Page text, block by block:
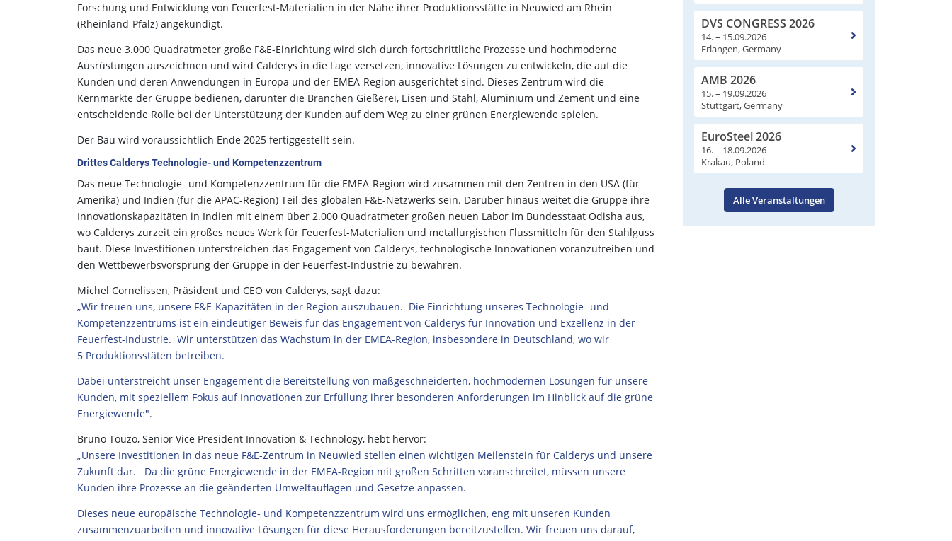
Forschung und Entwicklung von Feuerfest-Materialien in der Nähe ihrer Produktionsstätte in Neuwied am Rhein
(Rheinland-Pfalz) angekündigt.
Das neue 3.000 Quadratmeter große F&E-Einrichtung wird sich durch fortschrittliche Prozesse und hochmoderne
Ausrüstungen auszeichnen und wird Calderys in die Lage versetzen, innovative Lösungen zu entwickeln, die auf die
Kunden und deren Anwendungen in Europa und der EMEA-Region ausgerichtet sind. Dieses Zentrum wird die
Kernmärkte der Gruppe bedienen, darunter die Branchen Gießerei, Eisen und Stahl, Aluminium und Zement und eine
entscheidende Rolle bei der Unterstützung der Kunden auf dem Weg zu einer grünen Energiewende spielen.
Der Bau wird voraussichtlich Ende 2025 fertiggestellt sein.
Drittes Calderys Technologie- und Kompetenzzentrum
Das neue Technologie- und Kompetenzzentrum für die EMEA-Region wird zusammen mit den Zentren in den USA (für
Amerika) und Indien (für die APAC-Region) Teil des globalen F&E-Netzwerks sein. Darüber hinaus weitet die Gruppe ihre
Innovationskapazitäten in Indien mit einem über 2.000 Quadratmeter großen neuen Labor im Bundesstaat Odisha aus,
wo Calderys zurzeit ein großes neues Werk für Feuerfest-Materialien und metallurgischen Flussmitteln für den Stahlguss
baut. Diese Investitionen unterstreichen das Engagement von Calderys, technologische Innovationen voranzutreiben und
den Wettbewerbsvorsprung der Gruppe in der Feuerfest-Industrie zu bewahren.
Michel Cornelissen, Präsident und CEO von Calderys, sagt dazu:
„Wir freuen uns, unsere F&E-Kapazitäten in der Region auszubauen. Die Einrichtung unseres Technologie- und
Kompetenzzentrums ist ein eindeutiger Beweis für das Engagement von Calderys für Innovation und Exzellenz in der
Feuerfest-Industrie. Wir unterstützen das Wachstum in der EMEA-Region, insbesondere in Deutschland, wo wir
5 Produktionsstäten betreiben.
Dabei unterstreicht unser Engagement die Bereitstellung von maßgeschneiderten, hochmodernen Lösungen für unsere
Kunden, mit speziellem Fokus auf Innovationen zur Erfüllung ihrer besonderen Anforderungen im Hinblick auf die grüne
Energiewende".
Bruno Touzo, Senior Vice President Innovation & Technology, hebt hervor:
„Unsere Investitionen in das neue F&E-Zentrum in Neuwied stellen einen wichtigen Meilenstein für Calderys und unsere
Zukunft dar. Da die grüne Energiewende in der EMEA-Region mit großen Schritten voranschreitet, müssen unsere
Kunden ihre Prozesse an die geänderten Umweltauflagen und Gesetze anpassen.
Dieses neue europäische Technologie- und Kompetenzzentrum wird uns ermöglichen, eng mit unseren Kunden
zusammenzuarbeiten und innovative Lösungen für diese Herausforderungen bereitzustellen. Wir freuen uns darauf,
DVS CONGRESS 2026
14. – 15.09.2026
Erlangen, Germany
AMB 2026
15. – 19.09.2026
Stuttgart, Germany
EuroSteel 2026
16. – 18.09.2026
Krakau, Poland
Alle Veranstaltungen